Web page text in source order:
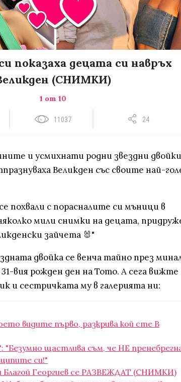
показаха децата си навръх
(СНИМКИ)
1 от 10
11037 24
и усмихнати родни звездни
Великден със своите най-
похвали с порасналите си мъници в
мили снимки на децата,
зайчета 🐰"
двойка се венча тайно през
вия рожден ден на Тото. А сега вижте
и сестричката му в галерията ни:
видите първо, разкрива кой сте В
"Безумно щастлива съм, че НЕ
си!"
Благой Георгиев се РАЗВЕЖДАТ (СНИМКИ)